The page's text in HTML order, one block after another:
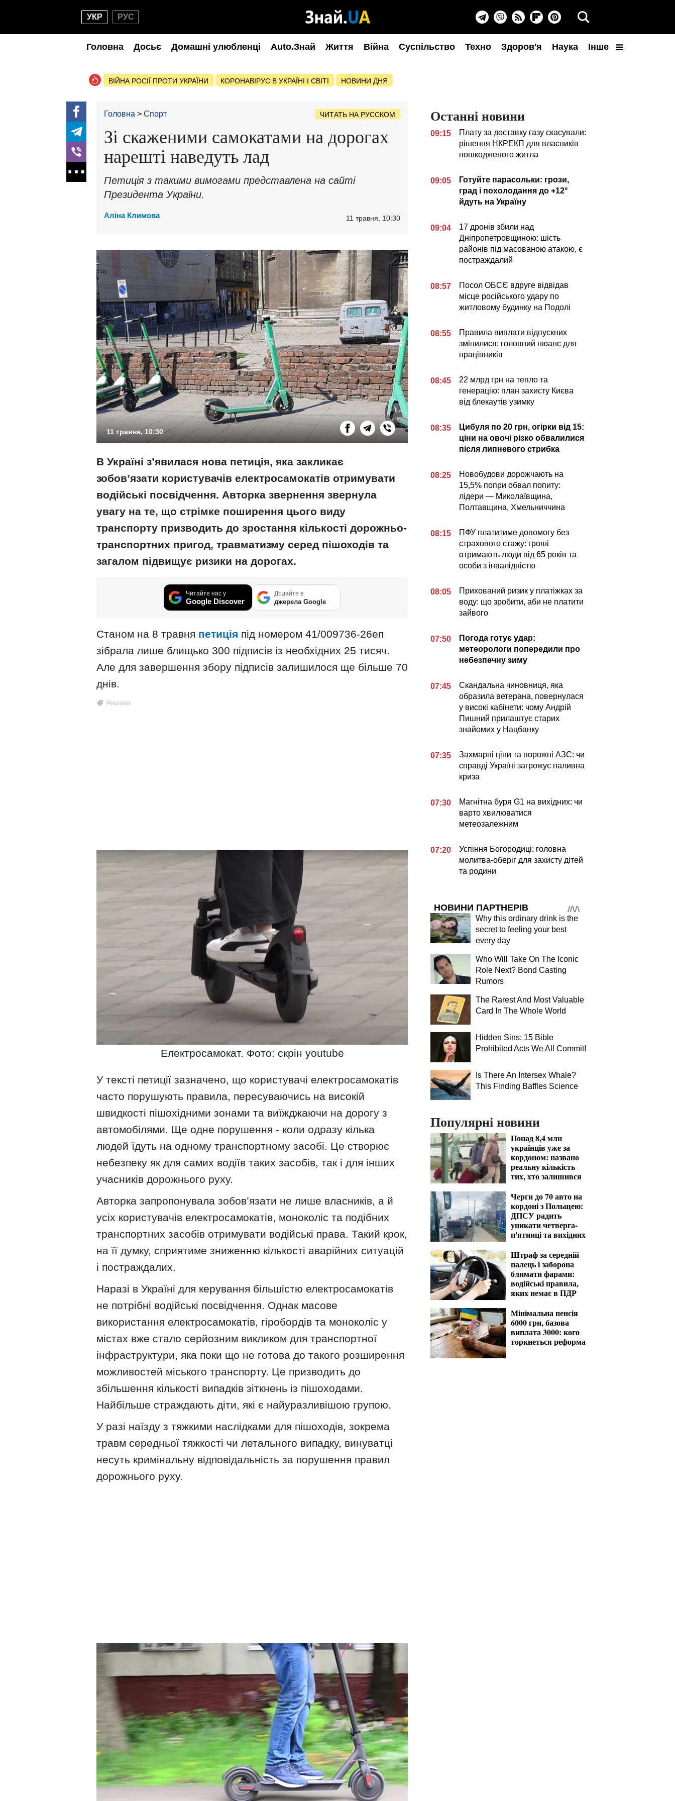
УКР РУС
Головна Досьє Домашні улюбленці Auto.Знай Життя Війна Суспільство Техно Здоров'я Наука Інше
ВІЙНА РОСІЇ ПРОТИ УКРАЇНИ КОРОНАВІРУС В УКРАЇНІ І СВІТІ НОВИНИ ДНЯ
Головна Спорт ЧИТАТЬ НА РУССКОМ
Зі скаженими самокатами на дорогах
нарешті наведуть лад
Петиція з такими вимогами представлена на сайті
Президента України.
Аліна Климова 11 травня, 10:30
11 травня, 10:30
В Україні з’явилася нова петиція, яка закликає
зобов’язати користувачів електросамокатів отримувати
водійські посвідчення. Авторка звернення звернула
увагу на те, що стрімке поширення цього виду
транспорту призводить до зростання кількості дорожньо-
транспортних пригод, травматизму серед пішоходів та
загалом підвищує ризики на дорогах.
Читайте нас у
Google Discover
Додайте в
джерела Google
Станом на 8 травня петиція під номером 41/009736-26еп
зібрала лише блищько 300 підписів із необхідних 25 тисяч.
Але для завершення збору підписів залишилося ще більше 70
днів.
Електросамокат. Фото: скрін youtube
У тексті петиції зазначено, що користувачі електросамокатів
часто порушують правила, пересуваючись на високій
швидкості пішохідними зонами та виїжджаючи на дорогу з
автомобілями. Ще одне порушення - коли одразу кілька
людей їдуть на одному транспортному засобі. Це створює
небезпеку як для самих водіїв таких засобів, так і для інших
учасників дорожнього руху.
Авторка запропонувала зобов’язати не лише власників, а й
усіх користувачів електросамокатів, моноколіс та подібних
транспортних засобів отримувати водійські права. Такий крок,
на її думку, сприятиме зниженню кількості аварійних ситуацій
і постраждалих.
Наразі в Україні для керування більшістю електросамокатів
не потрібні водійські посвідчення. Однак масове
використання електросамокатів, гіробордів та моноколіс у
містах вже стало серйозним викликом для транспортної
інфраструктури, яка поки що не готова до такого розширення
можливостей міського транспорту. Це призводить до
збільшення кількості випадків зіткнень із пішоходами.
Найбільше страждають діти, які є найуразливішою групою.
У разі наїзду з тяжкими наслідками для пішоходів, зокрема
травм середньої тяжкості чи летального випадку, винуватці
несуть кримінальну відповідальність за порушення правил
дорожнього руху.
Останні новини
09:15
Плату за доставку газу скасували:
рішення НКРЕКП для власників
пошкодженого житла
09:05
Готуйте парасольки: грози,
град і похолодання до +12°
йдуть на Україну
09:04
17 дронів збили над
Дніпропетровщиною: шість
районів під масованою атакою, є
постраждалий
08:57
Посол ОБСЄ вдруге відвідав
місце російського удару по
житловому будинку на Подолі
08:55
Правила виплати відпускних
змінилися: головний нюанс для
працівників
08:45
22 млрд грн на тепло та
генерацію: план захисту Києва
від блекаутів узимку
08:35
Цибуля по 20 грн, огірки від 15:
ціни на овочі різко обвалилися
після липневого стрибка
08:25
Новобудови дорожчають на
15,5% попри обвал попиту:
лідери — Миколаївщина,
Полтавщина, Хмельниччина
08:15
ПФУ платитиме допомогу без
страхового стажу: гроші
отримають люди від 65 років та
особи з інвалідністю
08:05
Прихований ризик у платіжках за
воду: що зробити, аби не платити
зайвого
07:50
Погода готує удар:
метеорологи попередили про
небезпечну зиму
07:45
Скандальна чиновниця, яка
образила ветерана, повернулася
у високі кабінети: чому Андрій
Пишний прилаштує старих
знайомих у Нацбанку
07:35
Захмарні ціни та порожні АЗС: чи
справді Україні загрожує паливна
криза
07:30
Магнітна буря G1 на вихідних: чи
варто хвилюватися
метеозалежним
07:20
Успіння Богородиці: головна
молитва-оберіг для захисту дітей
та родини
НОВИНИ ПАРТНЕРІВ
Why this ordinary drink is the
secret to feeling your best
every day
Who Will Take On The Iconic
Role Next? Bond Casting
Rumors
The Rarest And Most Valuable
Card In The Whole World
Hidden Sins: 15 Bible
Prohibited Acts We All Commit!
Is There An Intersex Whale?
This Finding Baffles Science
Популярні новини
Понад 8,4 млн
українців уже за
кордоном: названо
реальну кількість
тих, хто залишився
Черги до 70 авто на
кордоні з Польщею:
ДПСУ радить
уникати четверга-
п'ятниці та вихідних
Штраф за середній
палець і заборона
блимати фарами:
водійські правила,
яких немає в ПДР
Мінімальна пенсія
6000 грн, базова
виплата 3000: кого
торкнеться реформа